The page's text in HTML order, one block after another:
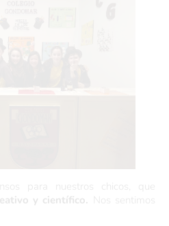
para nuestros chicos, que
y científico.
Nos sentimos